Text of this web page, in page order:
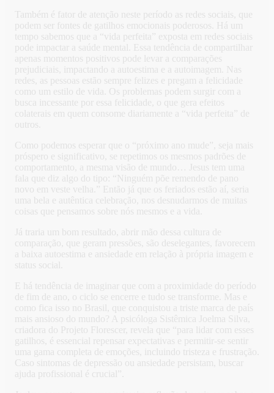
Também é fator de atenção neste período as redes sociais, que
podem ser fontes de gatilhos emocionais poderosos. Há um
tempo sabemos que a “vida perfeita” exposta em redes sociais
pode impactar a saúde mental. Essa tendência de compartilhar
apenas momentos positivos pode levar a comparações
prejudiciais, impactando a autoestima e a autoimagem. Nas
redes, as pessoas estão sempre felizes e pregam a felicidade
como um estilo de vida. Os problemas podem surgir com a
busca incessante por essa felicidade, o que gera efeitos
colaterais em quem consome diariamente a “vida perfeita” de
outros.
Como podemos esperar que o “próximo ano mude”, seja mais
próspero e significativo, se repetimos os mesmos padrões de
comportamento, a mesma visão de mundo… Jesus tem uma
fala que diz algo do tipo: “Ninguém põe remendo de pano
novo em veste velha.” Então já que os feriados estão aí, seria
uma bela e autêntica celebração, nos desnudarmos de muitas
coisas que pensamos sobre nós mesmos e a vida.
Já traria um bom resultado, abrir mão dessa cultura de
comparação, que geram pressões, são deselegantes, favorecem
a baixa autoestima e ansiedade em relação à própria imagem e
status social.
E há tendência de imaginar que com a proximidade do período
de fim de ano, o ciclo se encerre e tudo se transforme. Mas e
como fica isso no Brasil, que conquistou a triste marca de país
mais ansioso do mundo? A psicóloga Sistêmica Joelma Silva,
criadora do Projeto Florescer, revela que “para lidar com esses
gatilhos, é essencial repensar expectativas e permitir-se sentir
uma gama completa de emoções, incluindo tristeza e frustração.
Caso sintomas de depressão ou ansiedade persistam, buscar
ajuda profissional é crucial”.